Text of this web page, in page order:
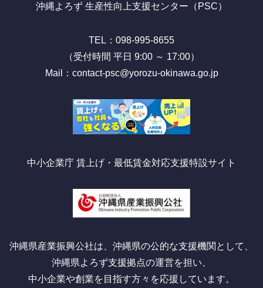
沖縄よろず 生産性向上支援センター（PSC）
TEL：098-995-8655
（受付時間 平日 9:00 ～ 17:00）
Mail：contact-psc@yorozu-okinawa.go.jp
中小企業庁 賃上げ・最低賃金対応支援特設サイト
沖縄県産業振興公社は、沖縄県の公的な支援機関として、
沖縄県よろず支援拠点の運営を担い、
中小企業や創業を目指す方々を応援しています。